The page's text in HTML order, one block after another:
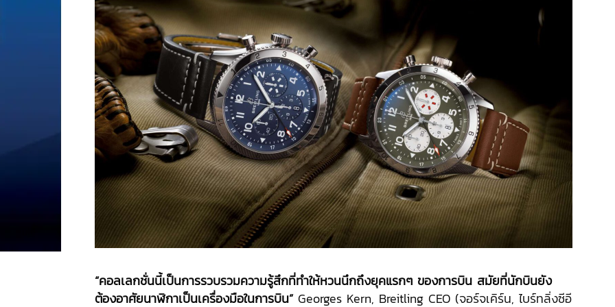
“คอลเลกชั่นนี้เป็นการรวบรวมความรู้สึกที่ทำให้หวนนึกถึงยุคแรกๆ ของการบิน สมัยที่นักบินยัง
ต้องอาศัยนาฬิกาเป็นเครื่องมือในการบิน” Georges Kern, Breitling CEO (จอร์จเคิร์น, ไบร์ทลิ่งซีอี